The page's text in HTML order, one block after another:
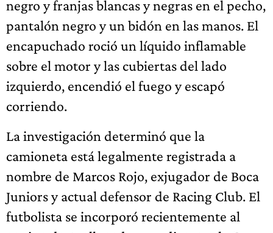
negro y franjas blancas y negras en el pecho,
pantalón negro y un bidón en las manos. El
encapuchado roció un líquido inflamable
sobre el motor y las cubiertas del lado
izquierdo, encendió el fuego y escapó
corriendo.
La investigación determinó que la
camioneta está legalmente registrada a
nombre de Marcos Rojo, exjugador de Boca
Juniors y actual defensor de Racing Club. El
futbolista se incorporó recientemente al